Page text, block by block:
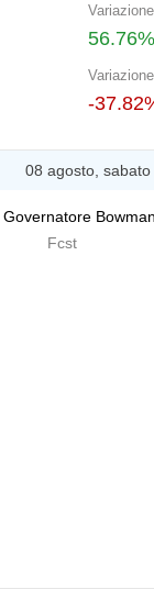
56.76%
-
08 agosto, sabato
Fcst